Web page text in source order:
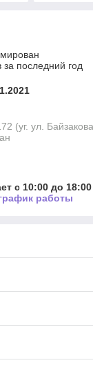
последний год
(уг. ул.
с 10:00 до 18:00
работы